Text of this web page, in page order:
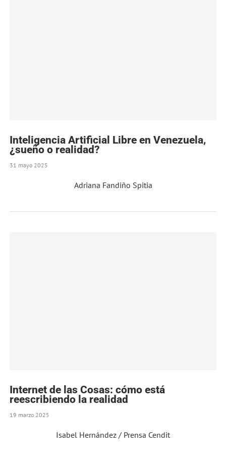
Inteligencia Artificial Libre en Venezuela,
¿sueño o realidad?
31 mayo 2025
Adriana Fandiño Spitia
Internet de las Cosas: cómo está
reescribiendo la realidad
19 marzo 2025
Isabel Hernández / Prensa Cendit